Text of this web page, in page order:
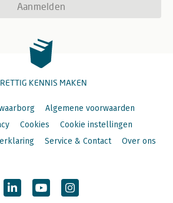
Aanmelden
KENNIS MAKEN
Algemene voorwaarden
Cookies
Cookie instellingen
Service & Contact Over ons